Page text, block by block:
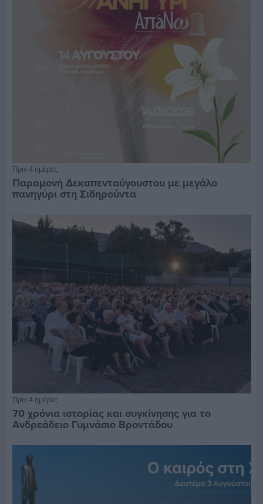
Πριν 4 ημέρες
Παραμονή Δεκαπενταύγουστου με μεγάλο
πανηγύρι στη Σιδηρούντα
Πριν 4 ημέρες
70 χρόνια ιστορίας και συγκίνησης για το
Ανδρεάδειο Γυμνάσιο Βροντάδου